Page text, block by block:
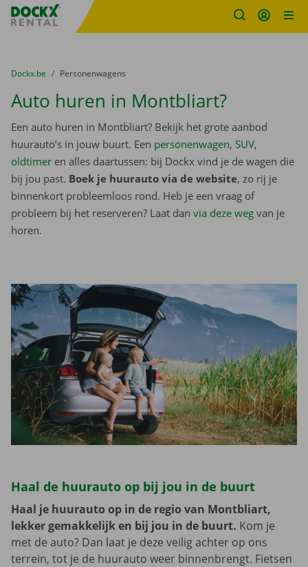
Fratello DEMO
U bevindt zich hier:
van
Dockx.be naar
Personenwagens
Auto huren in Montbliart?
Een auto huren in Montbliart? Bekijk het grote aanbod
huurauto’s in jouw buurt. Een personenwagen, SUV,
oldtimer en alles daartussen: bij Dockx vind je de wagen die
bij jou past. Boek je huurauto via de website, zo rij je
binnenkort probleemloos rond. Heb je een vraag of
probleem bij het reserveren? Laat dan via deze weg van je
horen.
Haal de huurauto op bij jou in de buurt
Haal je huurauto op in de regio van Montbliart,
lekker gemakkelijk en bij jou in de buurt. Kom je
met de auto? Dan laat je deze veilig achter op ons
terrein, tot je de huurauto weer binnenbrengt. Fietsen